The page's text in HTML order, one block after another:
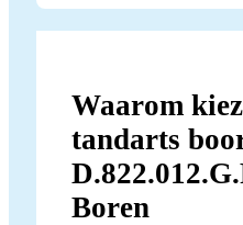
Waarom
tandarts
Boren